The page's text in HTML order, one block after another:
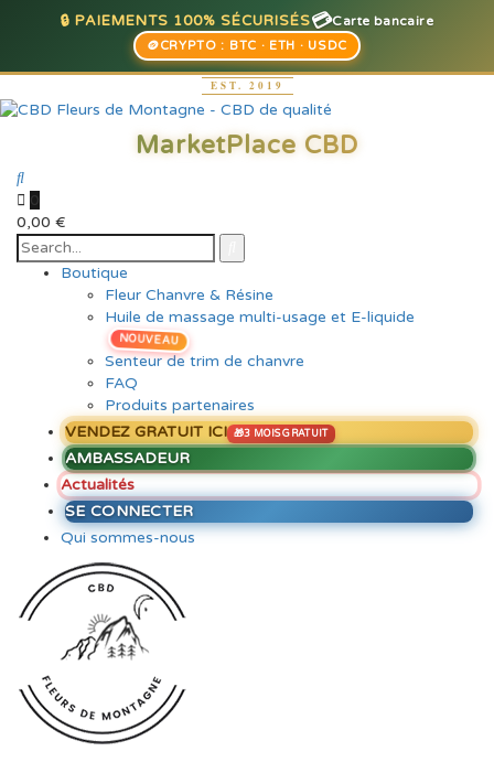
🔒 PAIEMENTS 100% SÉCURISÉS💳Carte bancaire
🪙CRYPTO : BTC · ETH · USDC
0
0,00 €
Boutique
Fleur Chanvre & Résine
Huile de massage multi-usage et E-liquide
NOUVEAU
Senteur de trim de chanvre
FAQ
Produits partenaires
VENDEZ GRATUIT ICI
AMBASSADEUR
Actualités
SE CONNECTER
Qui sommes-nous